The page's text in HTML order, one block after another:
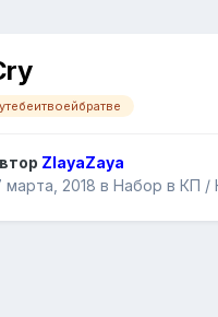
ZlayaZaya
марта, 2018 в Набор в КП /